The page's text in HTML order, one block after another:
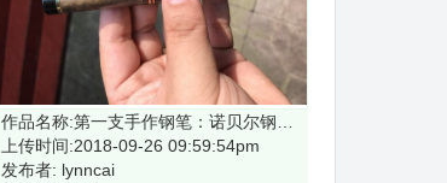
上传时间:2018-09-26 09:59:54pm
发布者: lynncai